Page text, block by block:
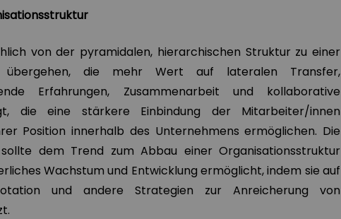
von der pyramidalen, hierarchischen Struktur zu einer
übergehen, die mehr Wert auf lateralen Transfer,
Erfahrungen, Zusammenarbeit und kollaborative
die eine stärkere Einbindung der Mitarbeiter/innen
Position innerhalb des Unternehmens ermöglichen. Die
dem Trend zum Abbau einer Organisationsstruktur
Wachstum und Entwicklung ermöglicht, indem sie auf
und andere Strategien zur Anreicherung von